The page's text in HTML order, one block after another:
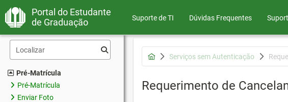
Portal do Estudante
de Graduação
Suporte de TI Dúvidas Frequentes
Pré-Matrícula
Pré-Matrícula
Enviar Foto
Serviços sem Autenticação
Requerimento de